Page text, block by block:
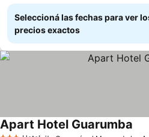
Seleccioná las fechas para ver
precios exactos
Apart Hotel Guarumba